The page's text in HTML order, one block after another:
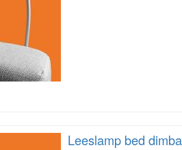
Leeslamp bed